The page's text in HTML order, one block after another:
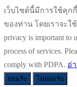
เว็บไซต์นี้มีการใช้คุก
ของท่าน โดยเราจะใ
privacy is important to
process of services.
comply with PDPA. อ่
ยอมรับ ไม่ยอมรับ